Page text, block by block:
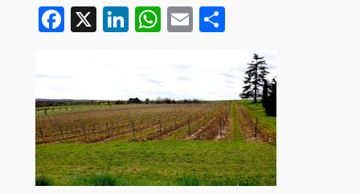
Facebook
X LinkedIn
WhatsApp
EmailPartager